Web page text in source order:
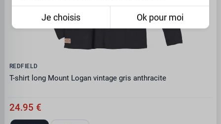
REDFIELD
T-shirt long Mount Logan vintage gris anthracite
24.95 €
Je choisis Ok pour moi